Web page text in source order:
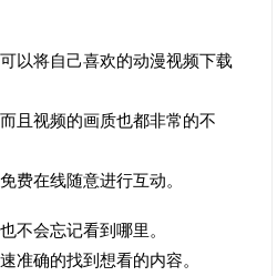
以将自己喜欢的动漫视频下载
且视频的画质也都非常的不
费在线随意进行互动。
不会忘记看到哪里。
准确的找到想看的内容。